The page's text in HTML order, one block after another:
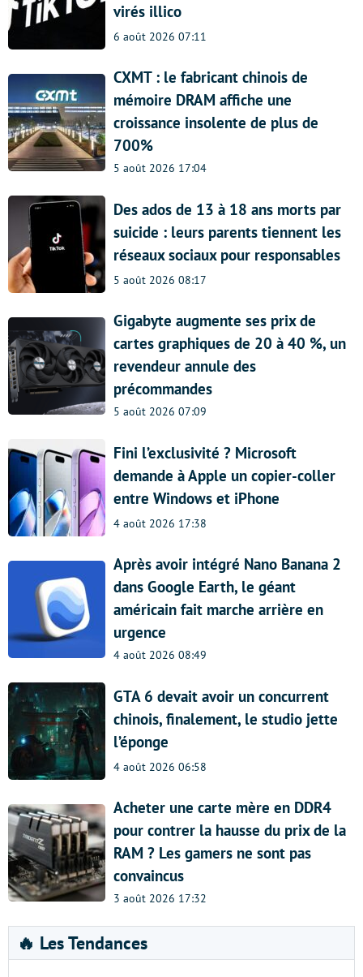
virés illico
6 août 2026 07:11
CXMT : le fabricant chinois de
mémoire DRAM affiche une
croissance insolente de plus de
700%
5 août 2026 17:04
Des ados de 13 à 18 ans morts par
suicide : leurs parents tiennent les
réseaux sociaux pour responsables
5 août 2026 08:17
Gigabyte augmente ses prix de
cartes graphiques de 20 à 40 %, un
revendeur annule des
précommandes
5 août 2026 07:09
Fini l’exclusivité ? Microsoft
demande à Apple un copier-coller
entre Windows et iPhone
4 août 2026 17:38
Après avoir intégré Nano Banana 2
dans Google Earth, le géant
américain fait marche arrière en
urgence
4 août 2026 08:49
GTA 6 devait avoir un concurrent
chinois, finalement, le studio jette
l’éponge
4 août 2026 06:58
Acheter une carte mère en DDR4
pour contrer la hausse du prix de la
RAM ? Les gamers ne sont pas
convaincus
3 août 2026 17:32
🔥 Les Tendances